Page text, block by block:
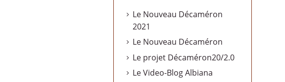
Le Nouveau Décaméron
2021
Le Nouveau Décaméron
Le projet Décaméron20/2.0
Le Video-Blog Albiana